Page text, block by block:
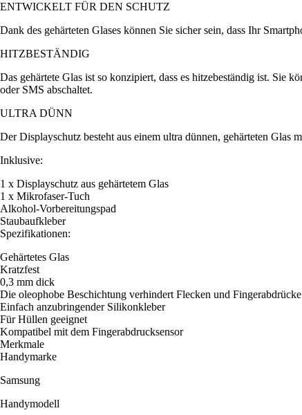
ENTWICKELT FÜR DEN SCHUTZ
Dank des gehärteten Glases können Sie sicher sein, dass Ihr
HITZBESTÄNDIG
Das gehärtete Glas ist so konzipiert, dass es hitzebeständig ist. Sie
oder SMS abschaltet.
ULTRA DÜNN
Der Displayschutz besteht aus einem ultra dünnen, gehärteten Glas
Inklusive:
1 x Displayschutz aus gehärtetem Glas
1 x Mikrofaser-Tuch
Alkohol-Vorbereitungspad
Staubaufkleber
Spezifikationen:
Gehärtetes Glas
Kratzfest
0,3 mm dick
Die oleophobe Beschichtung verhindert Flecken und Fingerabdrücke
Einfach anzubringender Silikonkleber
Für Hüllen geeignet
Kompatibel mit dem Fingerabdrucksensor
Merkmale
Handymarke
Samsung
Handymodell